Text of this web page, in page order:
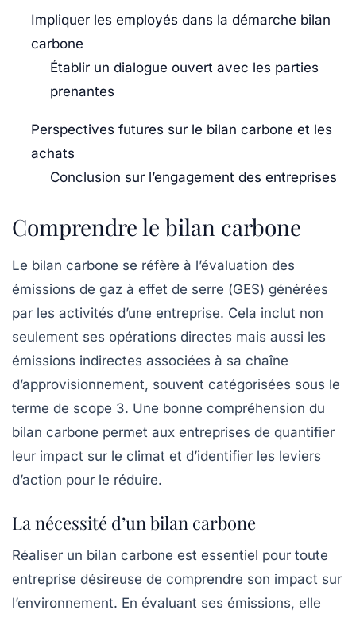
Impliquer les employés dans la démarche bilan
carbone
Établir un dialogue ouvert avec les parties
prenantes
Perspectives futures sur le bilan carbone et les
achats
Conclusion sur l’engagement des entreprises
Comprendre le bilan carbone
Le bilan carbone se réfère à l’évaluation des
émissions de gaz à effet de serre (GES) générées
par les activités d’une entreprise. Cela inclut non
seulement ses opérations directes mais aussi les
émissions indirectes associées à sa chaîne
d’approvisionnement, souvent catégorisées sous le
terme de scope 3. Une bonne compréhension du
bilan carbone permet aux entreprises de quantifier
leur impact sur le climat et d’identifier les leviers
d’action pour le réduire.
La nécessité d’un bilan carbone
Réaliser un bilan carbone est essentiel pour toute
entreprise désireuse de comprendre son impact sur
l’environnement. En évaluant ses émissions, elle